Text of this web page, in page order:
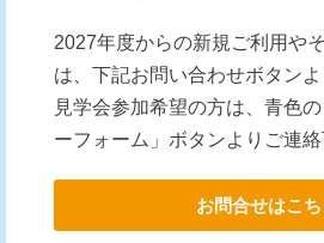
2027年度からの新規ご利用や
は、下記お問い合わせボタンよ
見学会参加希望の方は、青色
ーフォーム」ボタンよりご連絡
お問合せはこ